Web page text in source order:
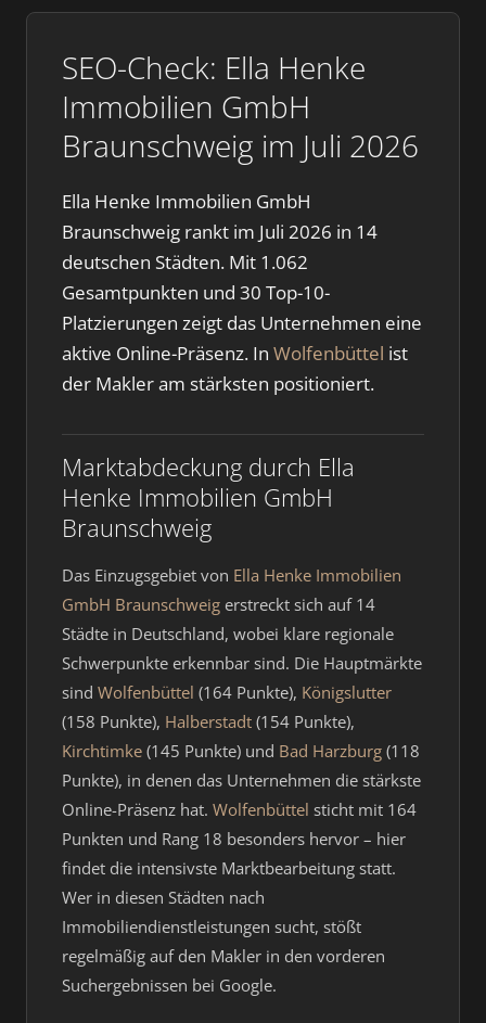
SEO-Check: Ella Henke
Immobilien GmbH
Braunschweig im Juli 2026
Ella Henke Immobilien GmbH
Braunschweig rankt im Juli 2026 in 14
deutschen Städten. Mit 1.062
Gesamtpunkten und 30 Top-10-
Platzierungen zeigt das Unternehmen eine
aktive Online-Präsenz. In Wolfenbüttel ist
der Makler am stärksten positioniert.
Marktabdeckung durch Ella
Henke Immobilien GmbH
Braunschweig
Das Einzugsgebiet von Ella Henke Immobilien
GmbH Braunschweig erstreckt sich auf 14
Städte in Deutschland, wobei klare regionale
Schwerpunkte erkennbar sind. Die Hauptmärkte
sind Wolfenbüttel (164 Punkte), Königslutter
(158 Punkte), Halberstadt (154 Punkte),
Kirchtimke (145 Punkte) und Bad Harzburg (118
Punkte), in denen das Unternehmen die stärkste
Online-Präsenz hat. Wolfenbüttel sticht mit 164
Punkten und Rang 18 besonders hervor – hier
findet die intensivste Marktbearbeitung statt.
Wer in diesen Städten nach
Immobiliendienstleistungen sucht, stößt
regelmäßig auf den Makler in den vorderen
Suchergebnissen bei Google.